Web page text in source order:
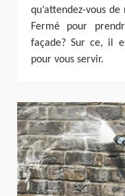
qu’attendez-vous
Fermé pour
façade? Sur ce, il
pour vous servir.